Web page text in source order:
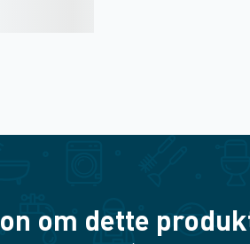
om dette